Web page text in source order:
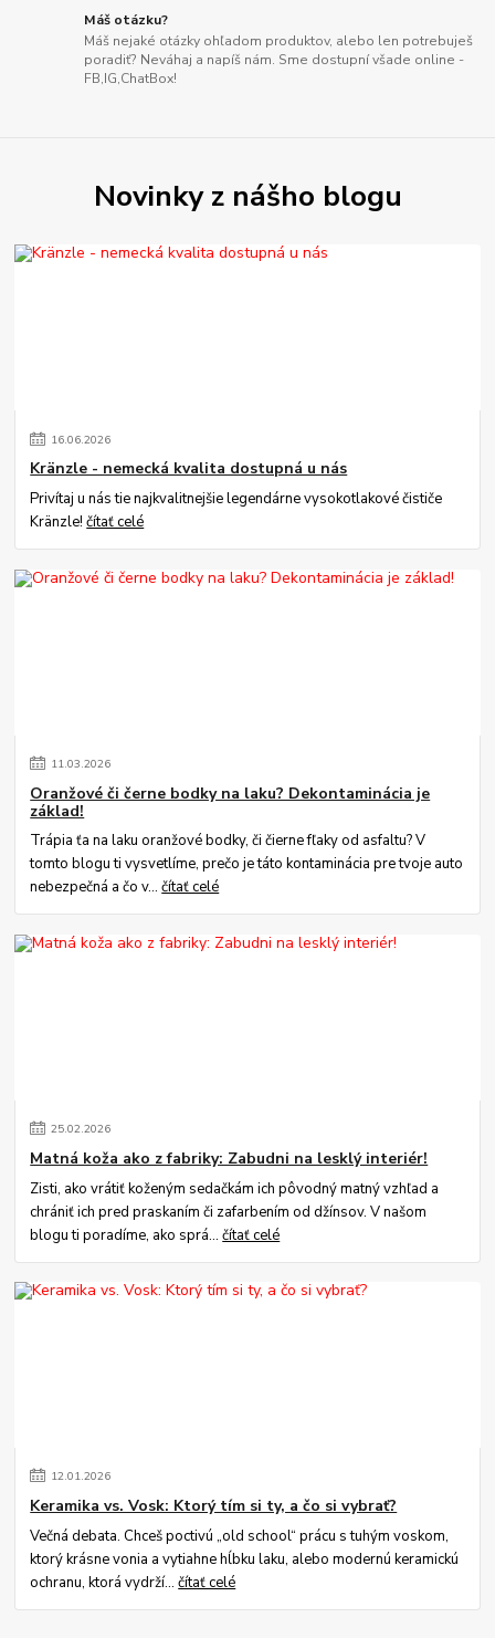
Máš otázku?
Máš nejaké otázky ohľadom produktov, alebo len potrebuješ
poradiť? Neváhaj a napíš nám. Sme dostupní všade online -
FB,IG,ChatBox!
Novinky z nášho blogu
16.06.2026
Kränzle - nemecká kvalita dostupná u nás
Privítaj u nás tie najkvalitnejšie legendárne vysokotlakové čističe
Kränzle!čítať celé
11.03.2026
Oranžové či černe bodky na laku? Dekontaminácia je
základ!
Trápia ťa na laku oranžové bodky, či čierne fľaky od asfaltu? V
tomto blogu ti vysvetlíme, prečo je táto kontaminácia pre tvoje auto
nebezpečná a čo v...čítať celé
25.02.2026
Matná koža ako z fabriky: Zabudni na lesklý interiér!
Zisti, ako vrátiť koženým sedačkám ich pôvodný matný vzhľad a
chrániť ich pred praskaním či zafarbením od džínsov. V našom
blogu ti poradíme, ako sprá...čítať celé
12.01.2026
Keramika vs. Vosk: Ktorý tím si ty, a čo si vybrať?
Večná debata. Chceš poctivú „old school“ prácu s tuhým voskom,
ktorý krásne vonia a vytiahne hĺbku laku, alebo modernú keramickú
ochranu, ktorá vydrží...čítať celé